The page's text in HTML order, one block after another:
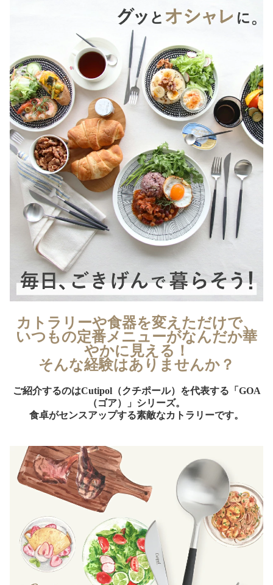
カトラリーや食器を変えただけで、
いつもの定番メニューがなんだか華
やかに見える！
そんな経験はありませんか？
ご紹介するのはCutipol（クチポール）を代表する「GOA
（ゴア）」シリーズ。
食卓がセンスアップする素敵なカトラリーです。